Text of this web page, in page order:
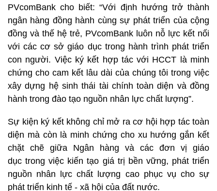
PVcomBank cho biết: “Với định hướng trở thành
ngân hàng đồng hành cùng sự phát triển của cộng
đồng và thế hệ trẻ, PVcomBank luôn nỗ lực kết nối
với các cơ sở giáo dục trong hành trình phát triển
con người. Việc ký kết hợp tác với HCCT là minh
chứng cho cam kết lâu dài của chúng tôi trong việc
xây dựng hệ sinh thái tài chính toàn diện và đồng
hành trong đào tạo nguồn nhân lực chất lượng”.
Sự kiện ký kết không chỉ mở ra cơ hội hợp tác toàn
diện mà còn là minh chứng cho xu hướng gắn kết
chặt chẽ giữa Ngân hàng và các đơn vị giáo
dục trong việc kiến tạo giá trị bền vững, phát triển
nguồn nhân lực chất lượng cao phục vụ cho sự
phát triển kinh tế - xã hội của đất nước.